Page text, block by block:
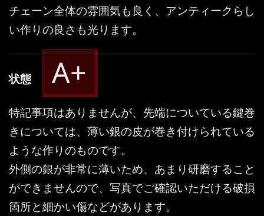
チェーン全体の雰囲気も良く、アンティークらし
い作りの良さも光ります。
状態 A+
特記事項はありませんが、先端についている鍵巻
きについては、薄い銀の皮が巻き付けられている
ような作りのものです。
外側の銀が非常に薄いため、あまり研磨すること
ができませんので、写真でご確認いただける破損
箇所と細かい傷などがあります。